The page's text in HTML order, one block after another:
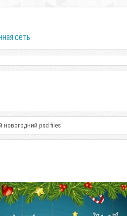
сеть
новогодний psd files